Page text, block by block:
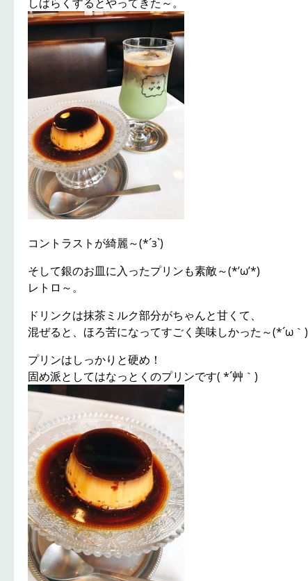
コントラストが綺麗～(*´з`)
そして銀のお皿に入ったプリンも素敵～(*’ω’*)
レトロ～。
ドリンクは抹茶ミルク部分がちゃんと甘くて、
混ぜると、ほろ苦になってすごく美味しかった～(*´ω｀)
プリンはしっかりと硬め！
固め派としてはなっとくのプリンです( *´艸｀)